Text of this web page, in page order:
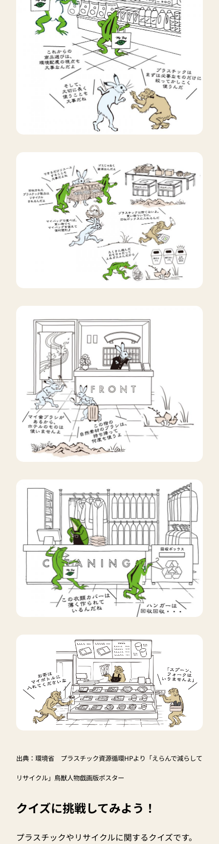
出典：環境省 プラスチック資源循環HPより「えらんで減らして
リサイクル」鳥獣人物戯画版ポスター
クイズに挑戦してみよう！
プラスチックやリサイクルに関するクイズです。